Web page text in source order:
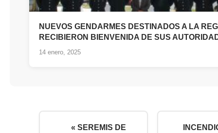
NUEVOS GENDARMES DESTINADOS A LA
RECIBIERON BIENVENIDA DE SUS
14 enero, 2025
« SEREMIS DE